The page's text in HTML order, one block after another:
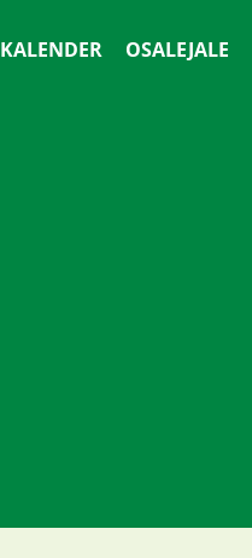
KALENDER OSALEJALE